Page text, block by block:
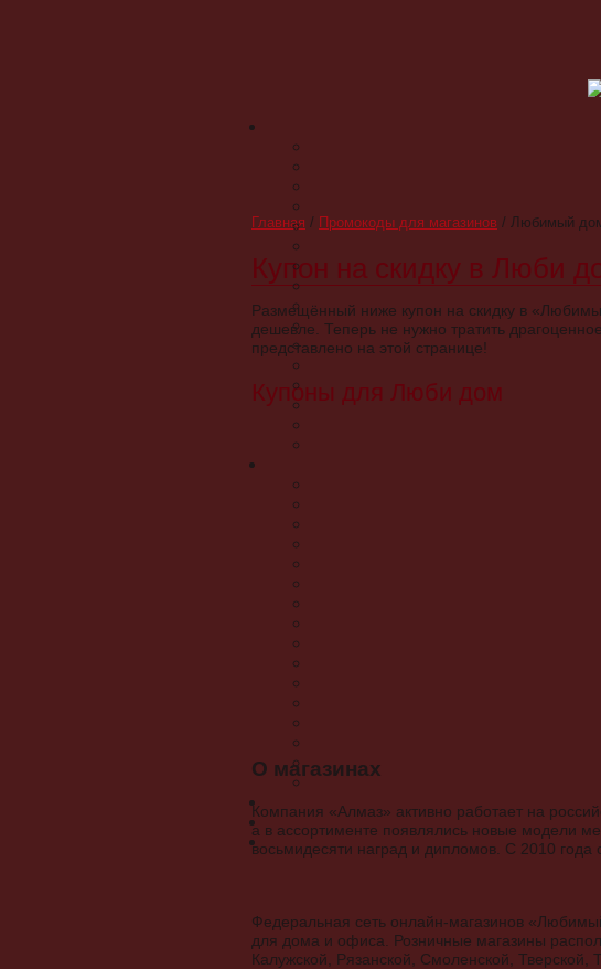
Главная / Промокоды для магазинов / Любимый
Купон на скидку в Люби
Размещённый ниже купон на скидку в
дешевле. Теперь не нужно тратить
представлено на этой странице!
Купоны для Люби дом
О магазинах
Компания «Алмаз» активно работает на
а в ассортименте появлялись новые модели
восьмидесяти наград и дипломов. С 2010
Федеральная сеть онлайн-магазинов
для дома и офиса. Розничные магазины
Калужской, Рязанской, Смоленской, Тверской,